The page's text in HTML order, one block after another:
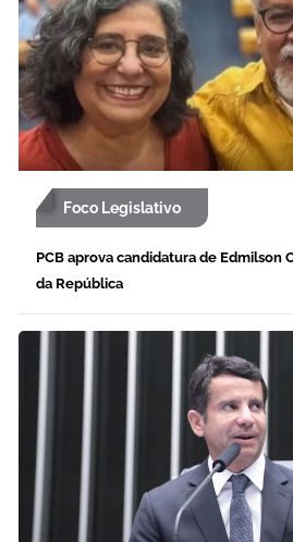
Foco Legislativo
PCB aprova candidatura de Edmilson
da República